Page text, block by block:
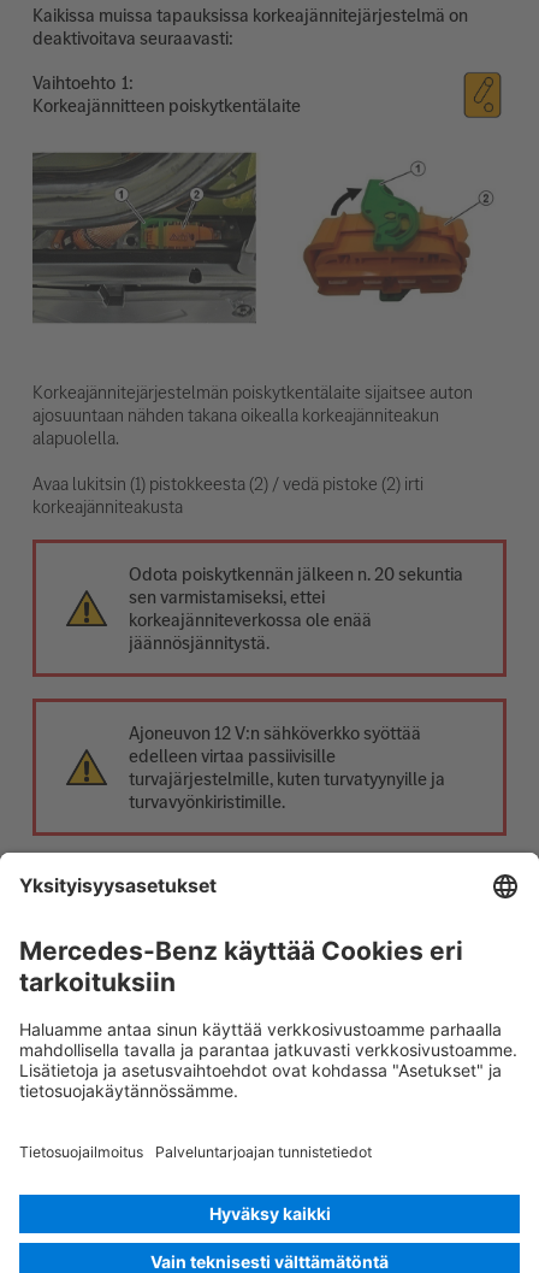
Kaikissa muissa tapauksissa korkeajännitejärjestelmä on
deaktivoitava seuraavasti:
Vaihtoehto
Korkeajännitteen poiskytkentälaite
Korkeajännitejärjestelmän poiskytkentälaite sijaitsee auton
ajosuuntaan nähden takana oikealla korkeajänniteakun
alapuolella.
Avaa lukitsin (1) pistokkeesta (2) / vedä pistoke (2) irti
korkeajänniteakusta
Odota poiskytkennän jälkeen n. 20 sekuntia
sen varmistamiseksi, ettei
korkeajänniteverkossa ole enää
jäännösjännitystä.
Ajoneuvon 12 V:n sähköverkko syöttää
edelleen virtaa passiivisille
turvajärjestelmille, kuten turvatyynyille ja
turvavyönkiristimille.
12 V:n akun kytkeminen irti
2. Irrota 12 V:n akun miinusjohto ruuviliitännästä ja
varmista tahattoman kosketuksen estämiseksi.
Rescue Card Henkilöauto Versio 07/2026 03.0 ID-Nr.: 453.09
© 2026Mercedes-Benz AG